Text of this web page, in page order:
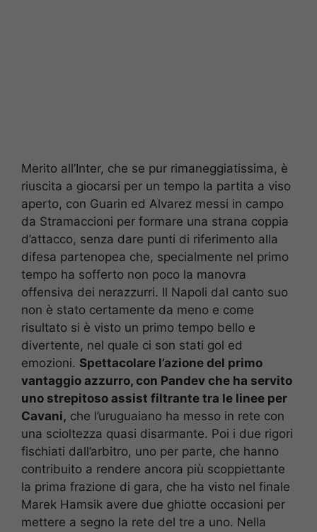
Merito all’Inter, che se pur rimaneggiatissima, è
riuscita a giocarsi per un tempo la partita a viso
aperto, con Guarin ed Alvarez messi in campo
da Stramaccioni per formare una strana coppia
d’attacco, senza dare punti di riferimento alla
difesa partenopea che, specialmente nel primo
tempo ha sofferto non poco la manovra
offensiva dei nerazzurri. Il Napoli dal canto suo
non è stato certamente da meno e come
risultato si è visto un primo tempo bello e
divertente, nel quale ci son stati gol ed
emozioni. Spettacolare l’azione del primo
vantaggio azzurro, con Pandev che ha servito
uno strepitoso assist filtrante tra le linee per
Cavani, che l’uruguaiano ha messo in rete con
una scioltezza quasi disarmante. Poi i due rigori
fischiati dall’arbitro, uno per parte, che hanno
contribuito a rendere ancora più scoppiettante
la prima frazione di gara, che ha visto nel finale
Marek Hamsik avere due ghiotte occasioni per
mettere a segno la rete del tre a uno. Nella